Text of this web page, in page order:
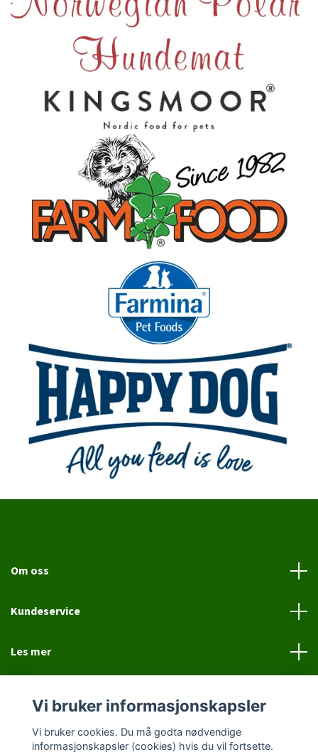
Om oss
Kundeservice
Les mer
Vi bruker informasjonskapsler
Vi bruker cookies. Du må godta nødvendige
informasjonskapsler (cookies) hvis du vil fortsette.